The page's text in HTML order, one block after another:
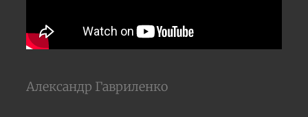
Александр Гавриленко